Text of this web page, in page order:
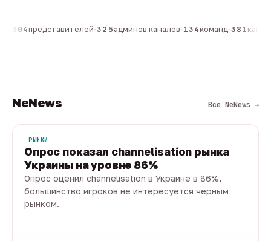
804представителей·325 админов каналов·134команд·381
NeNews Все NeNews →
РЫНКИ
Опрос показал channelisation рынка
Украины на уровне 86%
Опрос оценил channelisation в Украине в 86%,
большинство игроков не интересуется черным
рынком.